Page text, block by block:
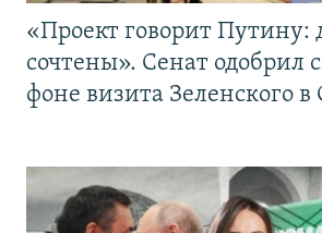
«Проект говорит
сочтены». Сенат одобрил
фоне визита Зеленского